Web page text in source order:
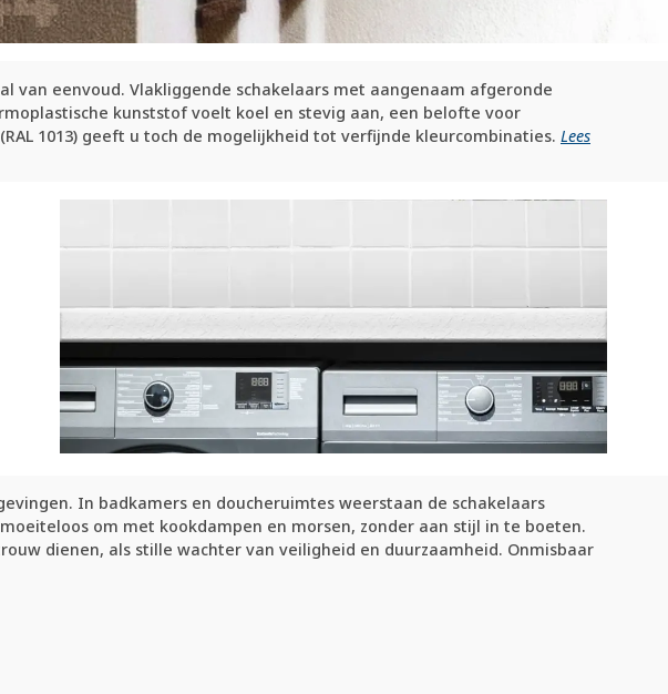
van eenvoud. Vlakliggende schakelaars met aangenaam afgeronde
kunststof voelt koel en stevig aan, een belofte voor
1013) geeft u toch de mogelijkheid tot verfijnde kleurcombinaties. Lees
In badkamers en doucheruimtes weerstaan de schakelaars
om met kookdampen en morsen, zonder aan stijl in te boeten.
dienen, als stille wachter van veiligheid en duurzaamheid. Onmisbaar